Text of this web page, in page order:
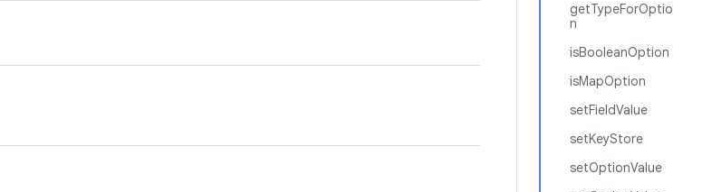
getTypeForOptio
n
isBooleanOption
isMapOption
setFieldValue
setKeyStore
setOptionValue